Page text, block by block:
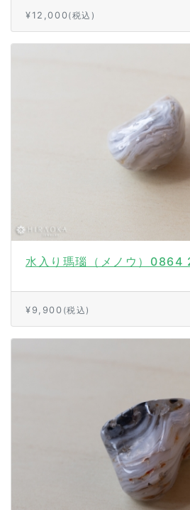
¥12,000(税込)
水入り瑪瑙（メノウ）
¥9,900 (税込)